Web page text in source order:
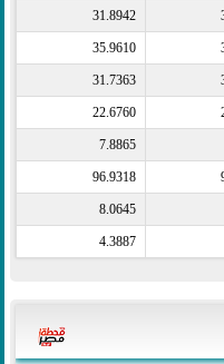
31.8942
35.9610
31.7363
22.6760
7.8865
96.9318
8.0645
4.3887